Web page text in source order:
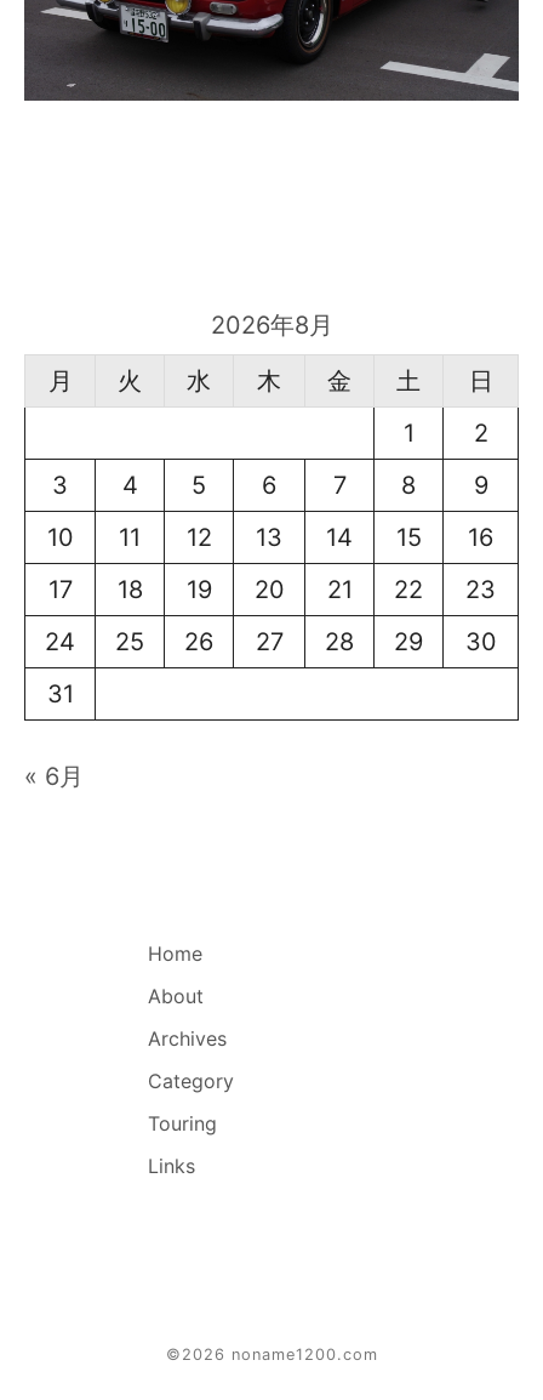
2026年8月
月
火 水 木 金 土
日
1
2
3
4 5 6 7 8
9
10
11 12 13 14 15
16
17
18 19 20 21 22
23
24
25 26 27 28 29
30
31
« 6月
Home
About
Archives
Category
Touring
Links
©2026 noname1200.com